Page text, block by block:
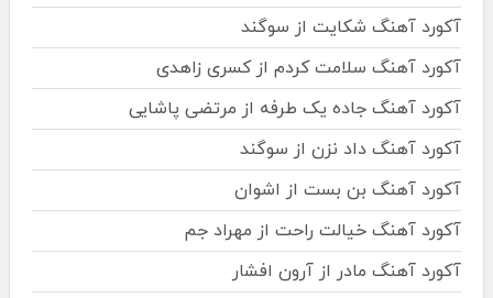
آکورد آهنگ شکایت از سوگند
آکورد آهنگ سلامت کردم از کسری زاهدی
آکورد آهنگ جاده یک طرفه از مرتضی پاشایی
آکورد آهنگ داد نزن از سوگند
آکورد آهنگ بن بست از اشوان
آکورد آهنگ خیالت راحت از مهراد جم
آکورد آهنگ مادر از آرون افشار